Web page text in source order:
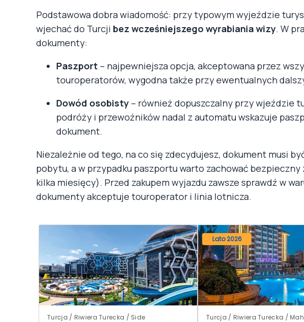
Podstawowa dobra wiadomość: przy typowym wyjeździe
wjechać do Turcji bez wcześniejszego wyrabiania wizy. W
dokumenty:
Paszport – najpewniejsza opcja, akceptowana przez
touroperatorów, wygodna także przy ewentualnych
Dowód osobisty – również dopuszczalny przy wjeździe
podróży i przewoźników nadal z automatu wskazuje
dokument.
Niezależnie od tego, na co się zdecydujesz, dokument musi
pobytu, a w przypadku paszportu warto zachować
kilka miesięcy). Przed zakupem wyjazdu zawsze sprawdź w
dokumenty akceptuje touroperator i linia lotnicza.
Turcja / Riwiera Turecka / Side
Lato 2026
Turcja / Riwiera Turecka /